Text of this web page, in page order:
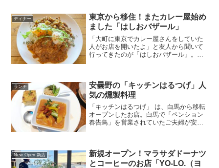
ディナー
東京から移住！またカレー屋始め
ました「はしおバザール」
「大町に東京でカレー屋さんをしていた
人がお店を開いたよ」と友人から聞いて
行ってきたのが「はしおバザール」。
うなお話を聞きつつ、こだわりのカレー
をいただいてきました。今回は「はしお
バザール」を紹介します。
ランチ
安曇野の「キッチンはるつげ」人
気の燻製料理
「キッチンはるつげ」 は、白馬から移転
オープンしたお店。白馬で「ペンション
春告鳥」を営業されていたご夫婦が安曇
なレストランです。今回は、「キッチン
はるつげ」をリポートします。
New Open 新店
新規オープン！マラサダドーナツ
とコーヒーのお店「YO-LO.（ヨ